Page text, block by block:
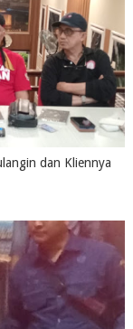
dan Kliennya